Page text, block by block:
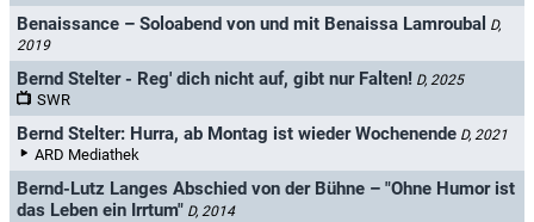
Benaissance – Soloabend von und mit Benaissa Lamroubal D,
2019
Bernd Stelter - Reg' dich nicht auf, gibt nur Falten! D, 2025
SWR
Bernd Stelter: Hurra, ab Montag ist wieder Wochenende D, 2021
ARD Mediathek
Bernd-Lutz Langes Abschied von der Bühne – "Ohne Humor ist
das Leben ein Irrtum" D, 2014